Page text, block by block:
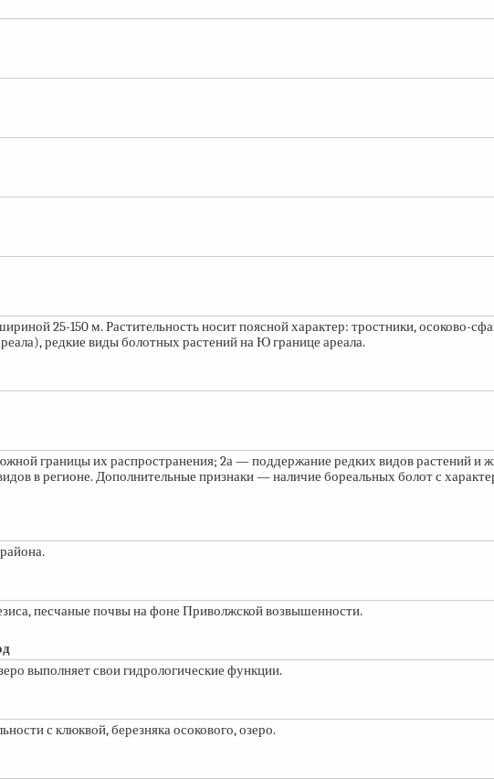
25-150 м.Растительность носит поясной характер: тростники, осоково-
редкие виды болотных растений на Ю границе ареала.
границы их распространения; 2а — поддержание редких видов растений и
в регионе. Дополнительные признаки — наличие бореальных болот с
песчаные почвы на фоне Приволжской возвышенности.
выполняет свои гидрологические функции.
с клюквой, березняка осокового, озеро.